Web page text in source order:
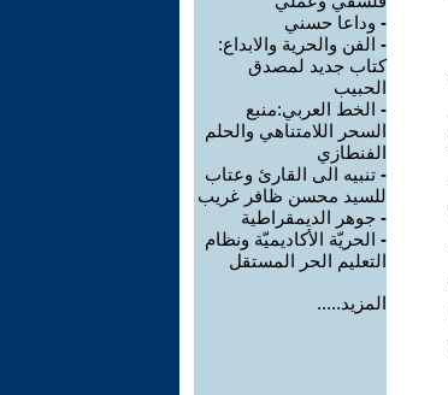
- وداعا حسني
- الفن والحرية والابداع:
كتاب جديد لمصدق
الحبيب
- الخط العربي:منبع
السحر اللامتناهي والحلم
الفنطازي
- تنبيه الى القارئ وعتاب
للسيد محسن ظافر غريب
- جوهر الديمقراطية
- الحريّة الأكاديميّة ونظام
التعليم الحر المستقل
المزيد.....